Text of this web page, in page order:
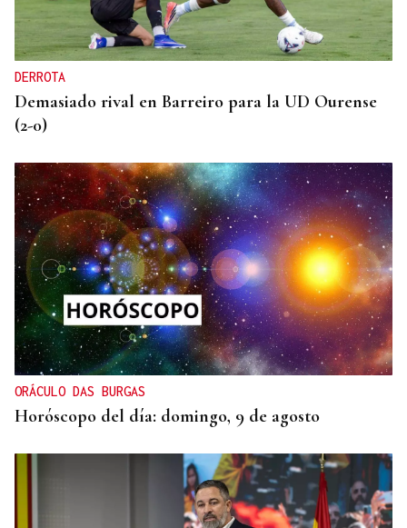
Un herido en la colisión entre dos coches en la
entrada a las termas de Outariz
DERROTA
Demasiado rival en Barreiro para la UD Ourense
(2-0)
ORÁCULO DAS BURGAS
Horóscopo del día: domingo, 9 de agosto